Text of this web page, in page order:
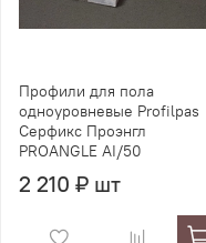
Профили для пола
одноуровневые Profilpas
Серфикс Проэнгл
PROANGLE AI/50
2 210 ₽ шт